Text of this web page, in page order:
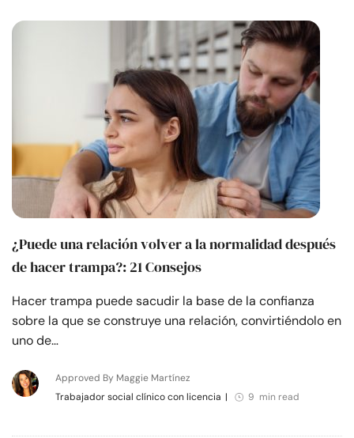
¿Puede una relación volver a la normalidad después
de hacer trampa?: 21 Consejos
Hacer trampa puede sacudir la base de la confianza
sobre la que se construye una relación, convirtiéndolo en
uno de…
Approved By Maggie Martínez
Trabajador social clínico con licencia | 9 min read